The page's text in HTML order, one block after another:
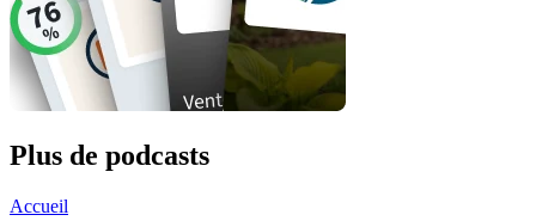
Plus de podcasts
Accueil